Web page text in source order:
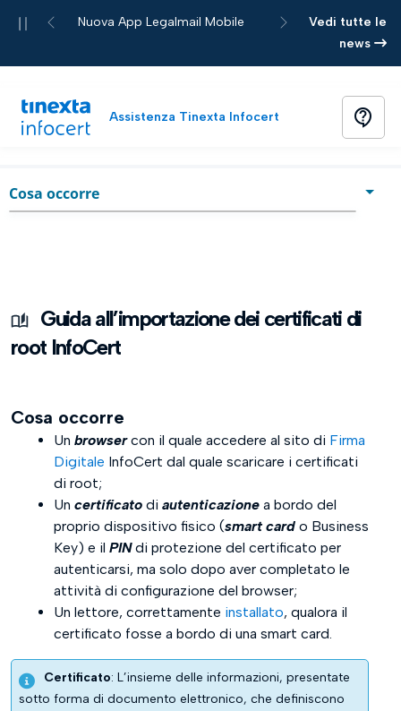
Pause Nuova App Legalmail Mobile
Previous Next
Vedi tutte le
news
Assistenza Tinexta Infocert contact_support
Cosa occorre
Importazione dei certificati di root InfoCert
Utilizzo Microsoft Edge
Utilizzo Chrome
Chiusura attività
Guida all’importazione dei certificati di
root InfoCert
Cosa occorre
Un browsercon il quale accedere al sito di Firma
Digitale InfoCert dal quale scaricare i certificati
di root;
Un certificato di autenticazione a bordo del
proprio dispositivo fisico (smart card o Business
Key) e il PINdi protezione del certificato per
autenticarsi, ma solo dopo aver completato le
attività di configurazione del browser;
Un lettore, correttamente installato, qualora il
certificato fosse a bordo di una smart card.
Certificato: L’insieme delle informazioni, presentate
sotto forma di documento elettronico, che definiscono